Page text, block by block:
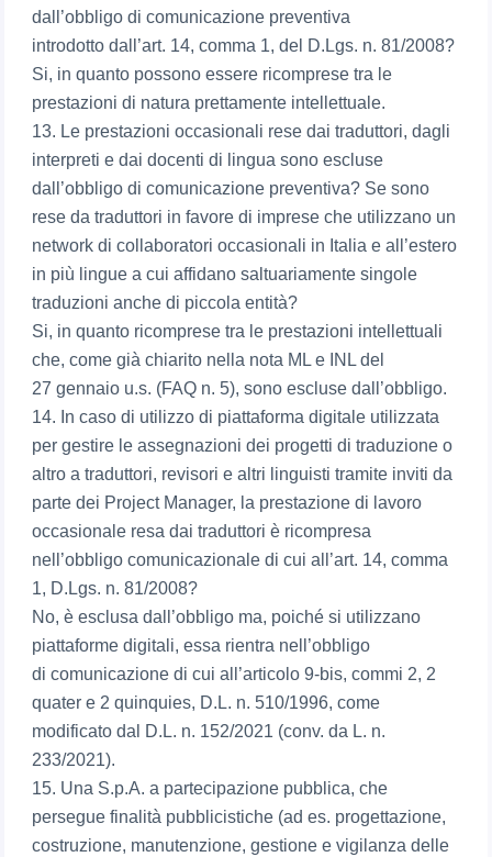
dall’obbligo di comunicazione preventiva
introdotto dall’art. 14, comma 1, del D.Lgs. n. 81/2008?
Si, in quanto possono essere ricomprese tra le
prestazioni di natura prettamente intellettuale.
13. Le prestazioni occasionali rese dai traduttori, dagli
interpreti e dai docenti di lingua sono escluse
dall’obbligo di comunicazione preventiva? Se sono
rese da traduttori in favore di imprese che utilizzano un
network di collaboratori occasionali in Italia e all’estero
in più lingue a cui affidano saltuariamente singole
traduzioni anche di piccola entità?
Si, in quanto ricomprese tra le prestazioni intellettuali
che, come già chiarito nella nota ML e INL del
27 gennaio u.s. (FAQ n. 5), sono escluse dall’obbligo.
14. In caso di utilizzo di piattaforma digitale utilizzata
per gestire le assegnazioni dei progetti di traduzione o
altro a traduttori, revisori e altri linguisti tramite inviti da
parte dei Project Manager, la prestazione di lavoro
occasionale resa dai traduttori è ricompresa
nell’obbligo comunicazionale di cui all’art. 14, comma
1, D.Lgs. n. 81/2008?
No, è esclusa dall’obbligo ma, poiché si utilizzano
piattaforme digitali, essa rientra nell’obbligo
di comunicazione di cui all’articolo 9-bis, commi 2, 2
quater e 2 quinquies, D.L. n. 510/1996, come
modificato dal D.L. n. 152/2021 (conv. da L. n.
233/2021).
15. Una S.p.A. a partecipazione pubblica, che
persegue finalità pubblicistiche (ad es. progettazione,
costruzione, manutenzione, gestione e vigilanza delle